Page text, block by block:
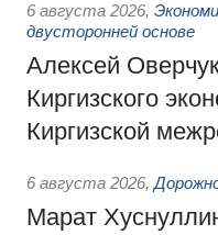
6 августа 2026,
двусторонней основе
Алексей
Киргизского
Киргизской
6 августа 2026,
Марат